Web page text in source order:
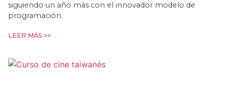
siguiendo un año más con el innovador modelo de
programación.
LEER MÁS >>